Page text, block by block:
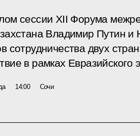
сессии XII Форума
Владимир Путин и
сотрудничества двух
в рамках Евразийского
14:00 Сочи